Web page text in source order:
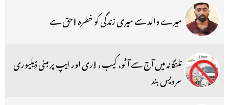
میرے والد سے میری زندگی کو خطرہ لاحق ہے
تلنگانہ میں آج سے آٹو، کیب ، لاری اور ایپ پر مبنی ڈیلیوری
سرویس بند